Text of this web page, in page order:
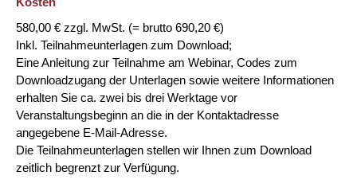
580,00 € zzgl. MwSt. (= brutto 690,20 €)
Inkl. Teilnahmeunterlagen zum Download;
Eine Anleitung zur Teilnahme am Webinar, Codes zum
Downloadzugang der Unterlagen sowie weitere Informationen
erhalten Sie ca. zwei bis drei Werktage vor
Veranstaltungsbeginn an die in der Kontaktadresse
angegebene E-Mail-Adresse.
Die Teilnahmeunterlagen stellen wir Ihnen zum Download
zeitlich begrenzt zur Verfügung.